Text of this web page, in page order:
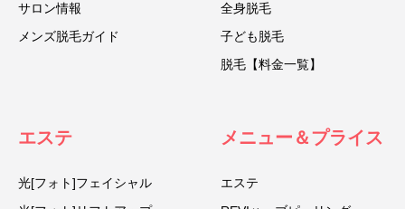
サロン情報
メンズ脱毛ガイド
全身脱毛
子ども脱毛
脱毛【料金一覧】
エステ
光[フォト]フェイシャル
メニュー＆プライス
エステ